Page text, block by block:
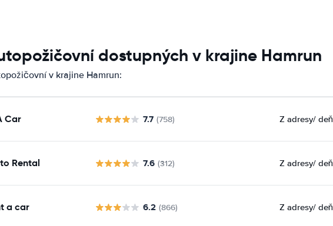
dostupných v krajine Hamrun
v krajine Hamrun:
Car 7.7 (758) Z adresy/ deň
Rental 7.6 (312) Z adresy/ deň
a car 6.2 (866) Z adresy/ deň